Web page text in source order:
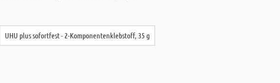
UHU plus sofortfest - 2-Komponentenklebstoff, 35 g